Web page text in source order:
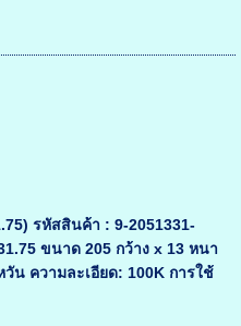
รหัสสินค้า : 9-2051331-
ขนาด 205 กว้าง x 13 หนา
น ความละเอียด: 100K การใช้